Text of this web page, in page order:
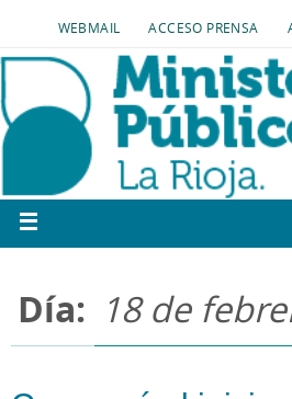
WEBMAIL ACCESO PRENSA
Día: 18 de